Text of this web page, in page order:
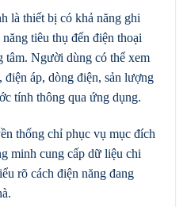
là thiết bị có khả năng ghi
tiêu thụ đến điện thoại
tâm. Người dùng có thể xem
điện áp, dòng điện, sản lượng
tính thông qua ứng dụng.
thống chỉ phục vụ mục đích
minh cung cấp dữ liệu chi
rõ cách điện năng đang